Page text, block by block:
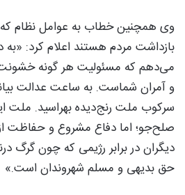
وی همچنین خطاب به عوامل نظام
بازداشت مردم هستند اعلام کرد:
می‌دهم که مسئولیت هر گونه خشونت
و آمران شماست. به ساعت عدالت
سرکوب ملت رنج‌دیده بهراسید. ملت
صلح‌جو؛ اما دفاع مشروع و حفاظت
دیگران در برابر رژیمی که چون گرگ
حق بدیهی و مسلم شهروندان است.»